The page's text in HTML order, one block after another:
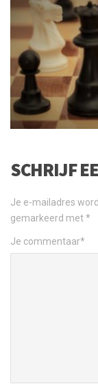
SCHRIJF
Je e-mailadres
gemarkeerd met*
Je commentaar*